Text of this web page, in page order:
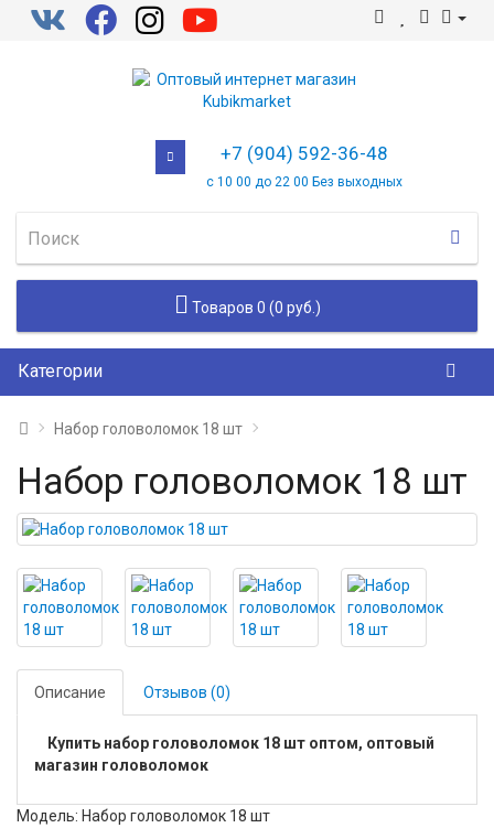
+7 (904) 592-36-48
с 10 00 до 22 00 Без выходных
Товаров 0 (0 руб.)
Категории
Набор головоломок 18 шт
Набор головоломок 18 шт
Описание Отзывов (0)
Купить набор головоломок 18 шт оптом, оптовый
магазин головоломок
Модель: Набор головоломок 18 шт